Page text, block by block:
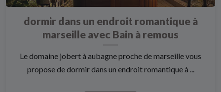
dormir dans un endroit romantique à
marseille avec Bain à remous
Le domaine jobert à aubagne proche de marseille vous
propose de dormir dans un endroit romantique à ...